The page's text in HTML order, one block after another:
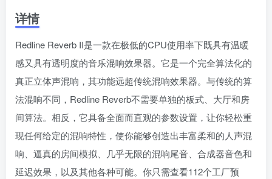
详情
Redline Reverb II是一款在极低的CPU使用率下既具有温暖
感又具有透明度的音乐混响效果器。它是一个完全算法化的
真正立体声混响，其功能远超传统混响效果器。与传统的算
法混响不同，Redline Reverb不需要单独的板式、大厅和房
间算法。相反，它具备全面而直观的参数设置，让你轻松重
现任何给定的混响特性，使你能够创造出丰富柔和的人声混
响、逼真的房间模拟、几乎无限的混响尾音、合成器音色和
延迟效果，以及其他各种可能。你只需查看112个工厂预